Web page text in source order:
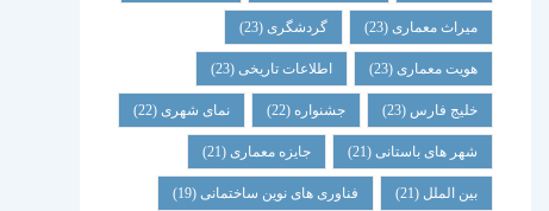
میراث معماری(23) گردشگری(23)
هویت معماری(23) اطلاعات تاریخی(23)
خلیج فارس (23) جشنواره (22) نمای شهری(22)
شهر های باستانی(21) جایزه معماری(21)
بین الملل (21) فناوری های نوین ساختمانی(19)